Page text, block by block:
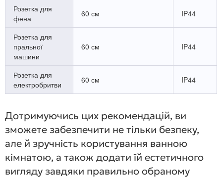
Розетка для
фена
60 см IP44
Розетка для
пральної
машини
60 см IP44
Розетка для
електробритви
60 см IP44
Дотримуючись цих рекомендацій, ви
зможете забезпечити не тільки безпеку,
але й зручність користування ванною
кімнатою, а також додати їй естетичного
вигляду завдяки правильно обраному